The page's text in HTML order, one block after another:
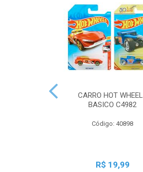
CARRO HOT
BASICO C4982
Código: 40898
R$ 19,99